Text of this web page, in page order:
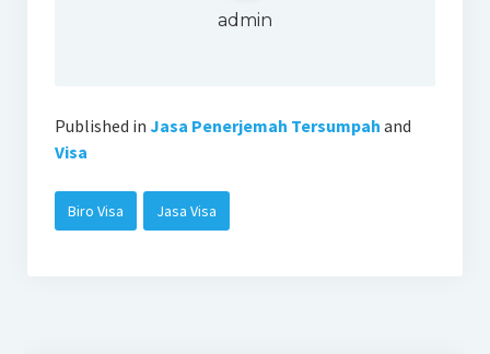
admin
Published in Jasa Penerjemah Tersumpah and
Visa
Biro Visa Jasa Visa